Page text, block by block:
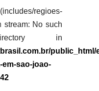
regioes-
stream: No such
in
public_html/
sao-joao-
42